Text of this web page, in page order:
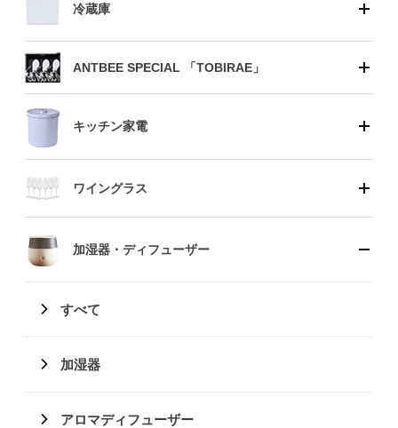
冷蔵庫
ANTBEE SPECIAL 「TOBIRAE」
キッチン家電
ワイングラス
加湿器・ディフューザー
すべて
加湿器
アロマディフューザー